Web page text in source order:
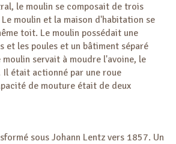
le moulin se composait de trois
moulin et la maison d'habitation se
toit. Le moulin possédait une
et les poules et un bâtiment séparé
moulin servait à moudre l'avoine, le
Il était actionné par une roue
de mouture était de deux
sous Johann Lentz vers 1857. Un